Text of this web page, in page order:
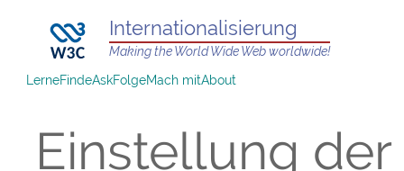
Internationalisierung
Making the World Wide Web worldwide!
LerneFindeAskFolgeMach mitAbout
Einstellung der